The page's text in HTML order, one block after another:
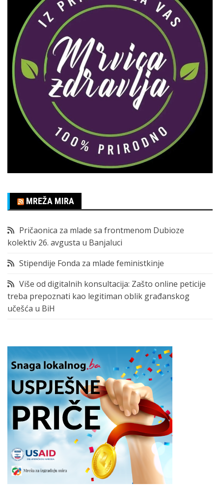
MREŽA MIRA
Pričaonica za mlade sa frontmenom Dubioze
kolektiv 26. avgusta u Banjaluci
Stipendije Fonda za mlade feministkinje
Više od digitalnih konsultacija: Zašto online peticije
treba prepoznati kao legitiman oblik građanskog
učešća u BiH